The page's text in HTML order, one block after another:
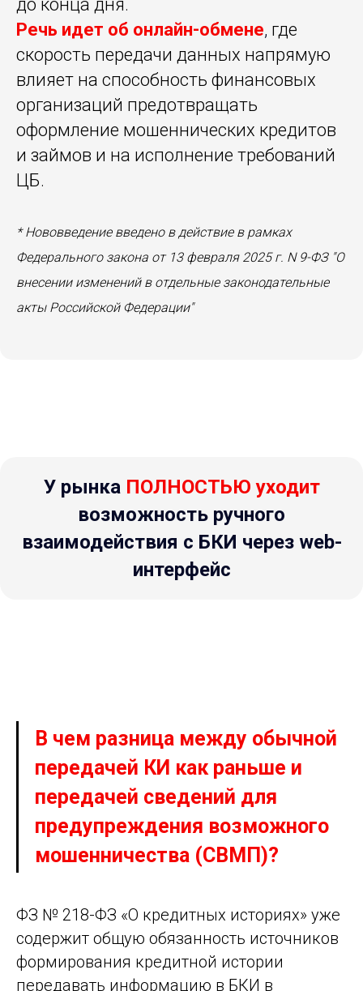
до конца дня.
Речь идет об онлайн-обмене, где
скорость передачи данных напрямую
влияет на способность финансовых
организаций предотвращать
оформление мошеннических кредитов
и займов и на исполнение требований
ЦБ.
* Нововведение введено в действие в рамках
Федерального закона от 13 февраля 2025 г. N 9-ФЗ "О
внесении изменений в отдельные законодательные
акты Российской Федерации"
У рынка ПОЛНОСТЬЮ уходит
возможность ручного
взаимодействия с БКИ через web-
интерфейс
В чем разница между обычной
передачей КИ как раньше и
передачей сведений для
предупреждения возможного
мошенничества (СВМП)?
ФЗ № 218-ФЗ «О кредитных историях» уже
содержит общую обязанность источников
формирования кредитной истории
передавать информацию в БКИ в